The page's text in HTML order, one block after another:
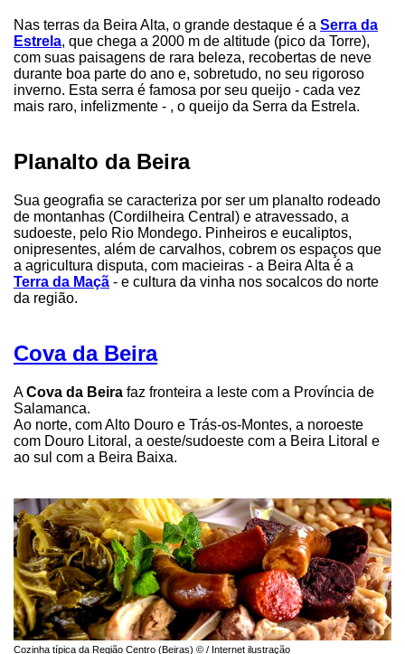
Nas terras da Beira Alta, o grande destaque é a Serra da
Estrela, que chega a 2000 m de altitude (pico da Torre),
com suas paisagens de rara beleza, recobertas de neve
durante boa parte do ano e, sobretudo, no seu rigoroso
inverno. Esta serra é famosa por seu queijo - cada vez
mais raro, infelizmente - , o queijo da Serra da Estrela.
Planalto da Beira
Sua geografia se caracteriza por ser um planalto rodeado
de montanhas (Cordilheira Central) e atravessado, a
sudoeste, pelo Rio Mondego. Pinheiros e eucaliptos,
onipresentes, além de carvalhos, cobrem os espaços que
a agricultura disputa, com macieiras - a Beira Alta é a
Terra da Maçã - e cultura da vinha nos socalcos do norte
da região.
Cova da Beira
ACova da Beira faz fronteira a leste com a Província de
Salamanca.
Ao norte, com Alto Douro e Trás-os-Montes, a noroeste
com Douro Litoral, a oeste/sudoeste com a Beira Litoral e
ao sul com a Beira Baixa.
Cozinha típica da Região Centro (Beiras) © / Internet ilustração